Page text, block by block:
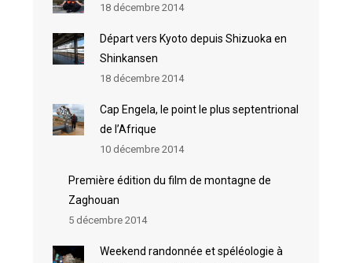
18 décembre 2014
Départ vers Kyoto depuis Shizuoka en
Shinkansen
18 décembre 2014
Cap Engela, le point le plus septentrional
de l’Afrique
10 décembre 2014
Première édition du film de montagne de
Zaghouan
5 décembre 2014
Weekend randonnée et spéléologie à